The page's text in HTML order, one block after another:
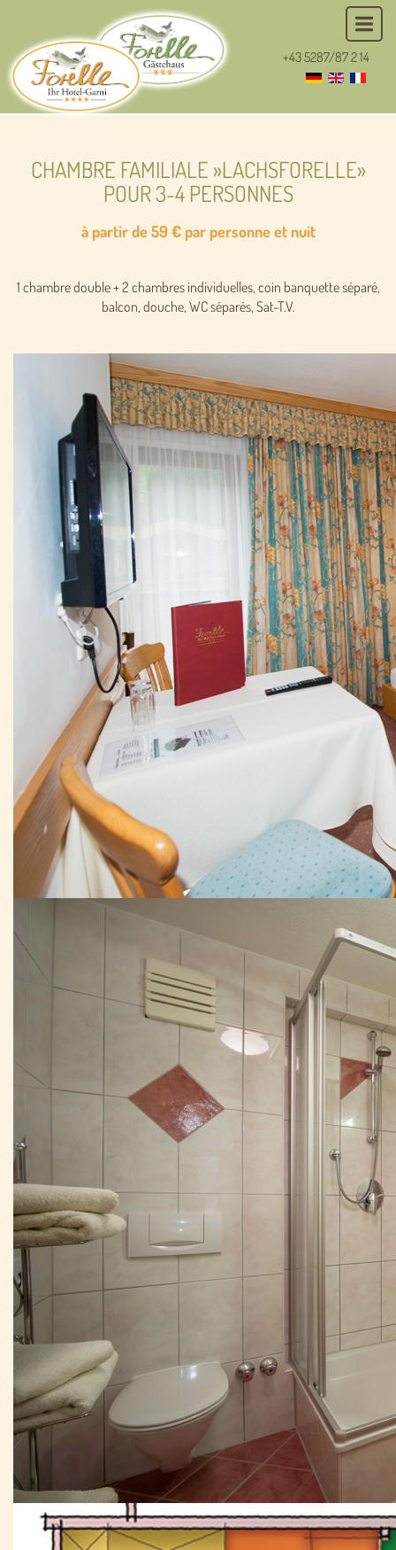
+43 5287/87 2 14
CHAMBRE FAMILIALE »LACHSFORELLE»
POUR 3-4 PERSONNES
à partir de 59 € par personne et nuit
1 chambre double + 2 chambres individuelles, coin banquette séparé,
balcon, douche, WC séparés, Sat-T.V.